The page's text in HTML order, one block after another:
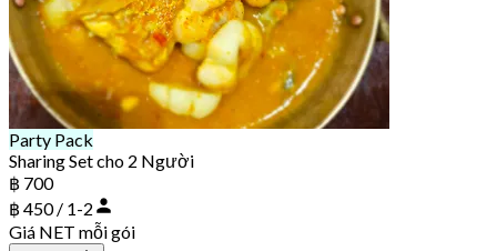
Party Pack
Sharing Set cho 2 Người
฿ 700
฿ 450 / 1-2
Giá NET mỗi gói